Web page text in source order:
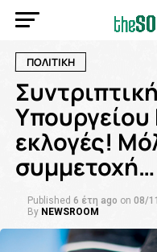
ΠΟΛΙΤΙΚΗ
Υπουργείου
εκλογές!
συμμετοχή…
Published 6 έτη ago on 08/
By NEWSROOM